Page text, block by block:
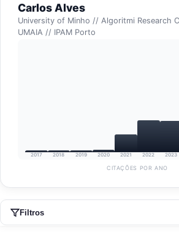
Carlos Alves
University of Minho // Algoritmi Research
UMAIA // IPAM Porto
2017 2018 2019 2020 2021 2022 2023
CITAÇÕES POR ANO
Filtros